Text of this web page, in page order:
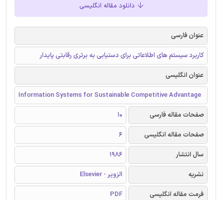
دانلود مقاله انگلیسی
عنوان فارسی
کاربرد سیستم های اطلاعاتی برای دستیابی به برتری رقابتی پایدار
عنوان انگلیسی
Information Systems for Sustainable Competitive Advantage
صفحات مقاله فارسی
10
صفحات مقاله انگلیسی
6
سال انتشار
1986
نشریه
الزویر - Elsevier
فرمت مقاله انگلیسی
PDF